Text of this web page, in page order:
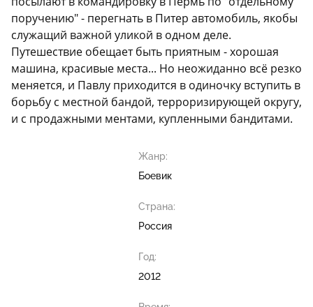
поручению" - перегнать в Питер автомобиль, якобы
служащий важной уликой в одном деле.
Путешествие обещает быть приятным - хорошая
машина, красивые места... Но неожиданно всё резко
меняется, и Павлу приходится в одиночку вступить в
борьбу с местной бандой, терроризирующей округу,
и с продажными ментами, купленными бандитами.
Жанр:
Боевик
Страна:
Россия
Год:
2012